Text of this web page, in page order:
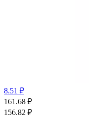
8.51 ₽
161.68 ₽
156.82 ₽